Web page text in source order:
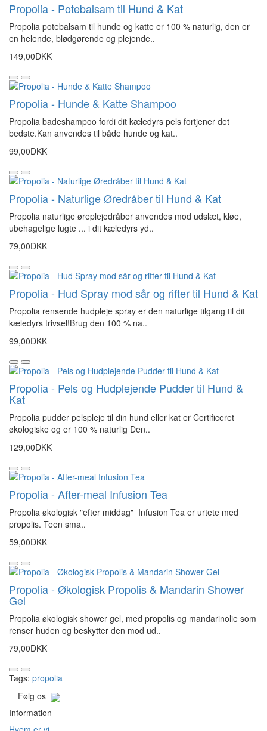
Propolia - Potebalsam til Hund & Kat
Propolia potebalsam til hunde og katte er 100 % naturlig, den er
en helende, blødgørende og plejende..
149,00DKK
Propolia - Hunde & Katte Shampoo
Propolia badeshampoo fordi dit kæledyrs pels fortjener det
bedste.Kan anvendes til både hunde og kat..
99,00DKK
Propolia - Naturlige Øredråber til Hund & Kat
Propolia naturlige øreplejedråber anvendes mod udslæt, kløe,
ubehagelige lugte ... i dit kæledyrs yd..
79,00DKK
Propolia - Hud Spray mod sår og rifter til Hund & Kat
Propolia rensende hudpleje spray er den naturlige tilgang til dit
kæledyrs trivsel!Brug den 100 % na..
99,00DKK
Propolia - Pels og Hudplejende Pudder til Hund &
Kat
Propolia pudder pelspleje til din hund eller kat er Certificeret
økologiske og er 100 % naturlig Den..
129,00DKK
Propolia - After-meal Infusion Tea
Propolia økologisk "efter middag" Infusion Tea er urtete med
propolis. Teen sma..
59,00DKK
Propolia - Økologisk Propolis & Mandarin Shower
Gel
Propolia økologisk shower gel, med propolis og mandarinolie som
renser huden og beskytter den mod ud..
79,00DKK
Tags: propolia
Følg os
Information